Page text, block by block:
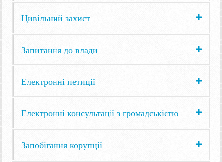
Цивільний захист
Запитання до влади
Електронні петиції
Електронні консультації з громадськістю
Запобігання корупції